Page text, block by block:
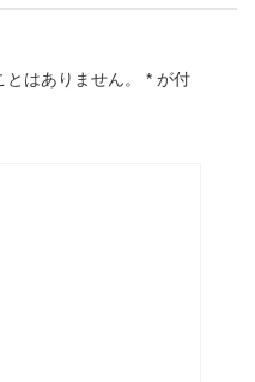
はありません。 * が付